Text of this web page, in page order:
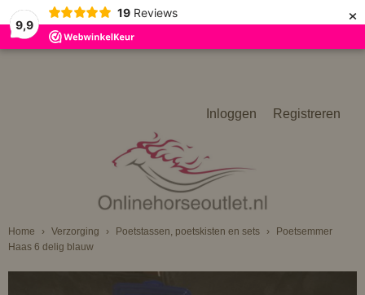
9,9
19 Reviews ×
Inloggen Registreren
Home › Verzorging › Poetstassen, poetskisten en sets ›
Poetsemmer
Haas 6 delig blauw